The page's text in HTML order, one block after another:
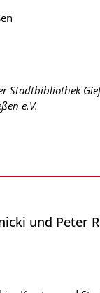
Stadtbibliothek
e.V.
und Peter